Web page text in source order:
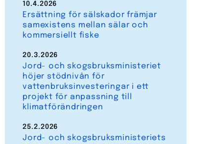
Ersättning för sälskador främjar
samexistens mellan sälar och
kommersiellt fiske
10.4.2026
Jord- och skogsbruksministeriet
höjer stödnivån för
vattenbruksinvesteringar i ett
projekt för anpassning till
klimatförändringen
20.3.2026
Jord- och skogsbruksministeriets
25.2.2026